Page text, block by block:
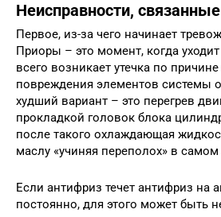
Неисправности,
Первое, из-за чего начинает
Приоры – это момент, когда
всего возникает утечка по
повреждения элементов системы
худший вариант – это перегрев
прокладкой головок блока
после такого охлаждающая
маслу «учиняя переполох» в
Если антифриз течет антифриз на
постоянно, для этого может быть